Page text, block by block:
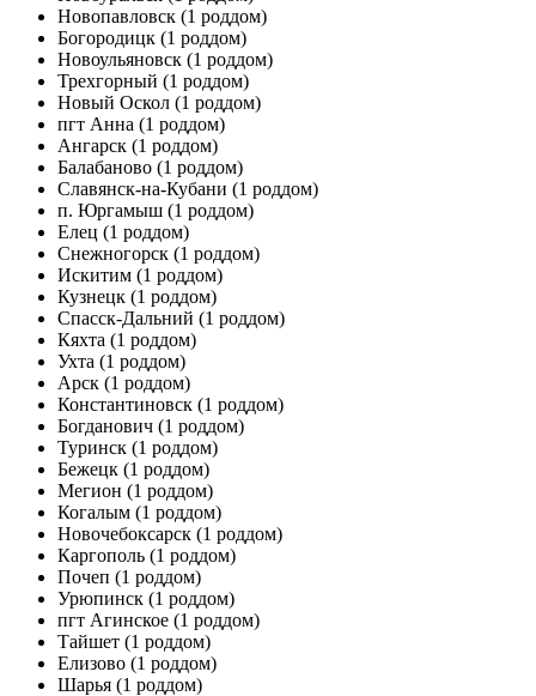
Новопавловск (1 роддом)
Богородицк (1 роддом)
Новоульяновск (1 роддом)
Трехгорный (1 роддом)
Новый Оскол (1 роддом)
пгт Анна (1 роддом)
Ангарск (1 роддом)
Балабаново (1 роддом)
Славянск-на-Кубани (1 роддом)
п. Юргамыш (1 роддом)
Елец (1 роддом)
Снежногорск (1 роддом)
Искитим (1 роддом)
Кузнецк (1 роддом)
Спасск-Дальний (1 роддом)
Кяхта (1 роддом)
Ухта (1 роддом)
Арск (1 роддом)
Константиновск (1 роддом)
Богданович (1 роддом)
Туринск (1 роддом)
Бежецк (1 роддом)
Мегион (1 роддом)
Когалым (1 роддом)
Новочебоксарск (1 роддом)
Каргополь (1 роддом)
Почеп (1 роддом)
Урюпинск (1 роддом)
пгт Агинское (1 роддом)
Тайшет (1 роддом)
Елизово (1 роддом)
Шарья (1 роддом)